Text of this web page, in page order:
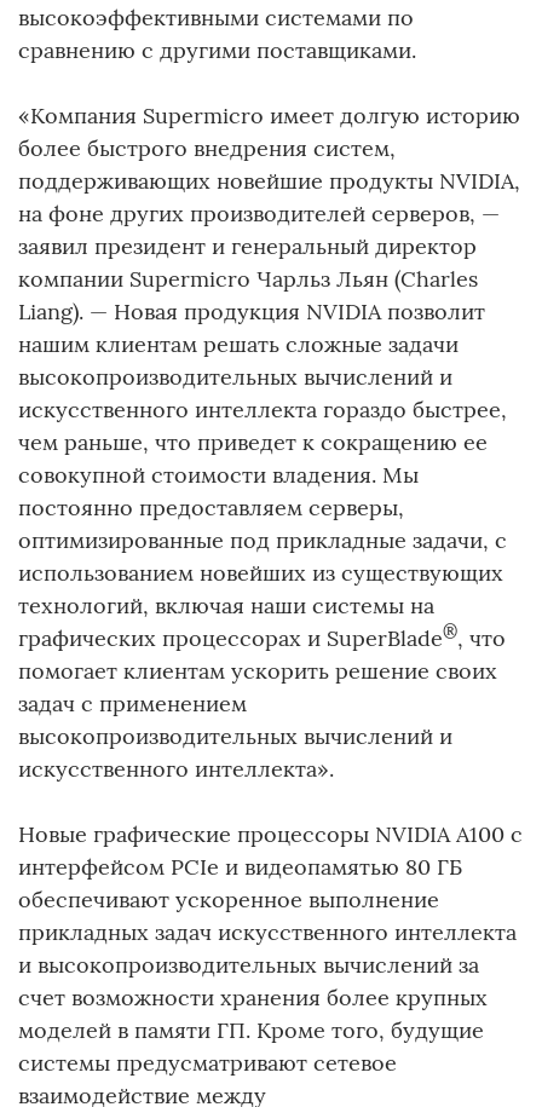
высокоэффективными системами по
сравнению с другими поставщиками.
«Компания Supermicro имеет долгую историю
более быстрого внедрения систем,
поддерживающих новейшие продукты NVIDIA,
на фоне других производителей серверов, —
заявил президент и генеральный директор
компании Supermicro Чарльз Льян (Charles
Liang). — Новая продукция NVIDIA позволит
нашим клиентам решать сложные задачи
высокопроизводительных вычислений и
искусственного интеллекта гораздо быстрее,
чем раньше, что приведет к сокращению ее
совокупной стоимости владения. Мы
постоянно предоставляем серверы,
оптимизированные под прикладные задачи, с
использованием новейших из существующих
технологий, включая наши системы на
графических процессорах и SuperBlade®, что
помогает клиентам ускорить решение своих
задач с применением
высокопроизводительных вычислений и
искусственного интеллекта».
Новые графические процессоры NVIDIA A100 с
интерфейсом PCIe и видеопамятью 80 ГБ
обеспечивают ускоренное выполнение
прикладных задач искусственного интеллекта
и высокопроизводительных вычислений за
счет возможности хранения более крупных
моделей в памяти ГП. Кроме того, будущие
системы предусматривают сетевое
взаимодействие между